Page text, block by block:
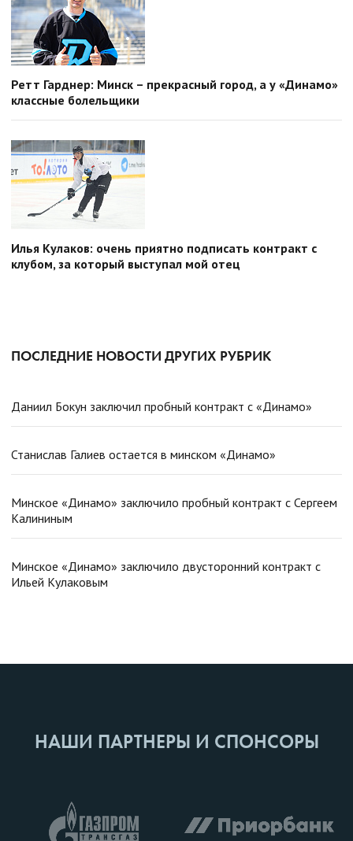
Ретт Гарднер: Минск – прекрасный город, а у «Динамо»
классные болельщики
Илья Кулаков: очень приятно подписать контракт с
клубом, за который выступал мой отец
ПОСЛЕДНИЕ НОВОСТИ ДРУГИХ РУБРИК
Даниил Бокун заключил пробный контракт с «Динамо»
Станислав Галиев остается в минском «Динамо»
Минское «Динамо» заключило пробный контракт с Сергеем
Калининым
Минское «Динамо» заключило двусторонний контракт с
Ильей Кулаковым
НАШИ ПАРТНЕРЫ И СПОНСОРЫ